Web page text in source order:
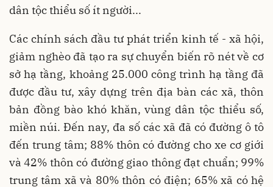
dân tộc thiểu số ít người...
Các chính sách đầu tư phát triển kinh tế - xã hội,
giảm nghèo đã tạo ra sự chuyển biến rõ nét về cơ
sở hạ tầng, khoảng 25.000 công trình hạ tầng đã
được đầu tư, xây dựng trên địa bàn các xã, thôn
bản đồng bào khó khăn, vùng dân tộc thiểu số,
miền núi. Đến nay, đa số các xã đã có đường ô tô
đến trung tâm; 88% thôn có đường cho xe cơ giới
và 42% thôn có đường giao thông đạt chuẩn; 99%
trung tâm xã và 80% thôn có điện; 65% xã có hệ